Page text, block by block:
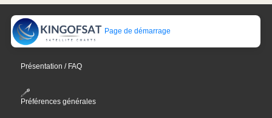
Page de démarrage
Présentation / FAQ
Préférences générales